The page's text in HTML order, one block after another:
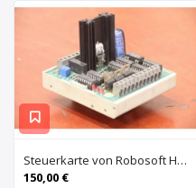
Steuerkarte von Robosoft HACO – HACC 013 PPES 30135
150,00 €